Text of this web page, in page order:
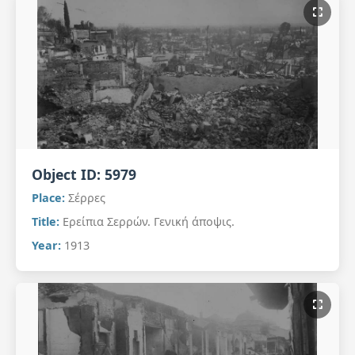
Object ID: 5979
Place: Σέρρες
Title: Ερείπια Σερρών. Γενική άποψις.
Year: 1913